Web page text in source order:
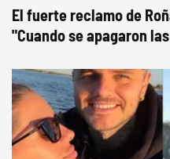
El fuerte reclamo de
"Cuando se apagaron